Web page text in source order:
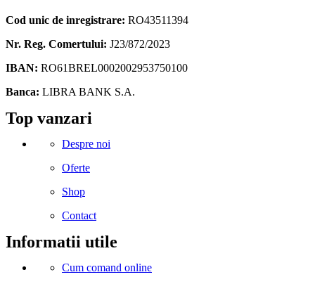
Cod unic de inregistrare: RO43511394
Nr. Reg. Comertului: J23/872/2023
IBAN: RO61BREL0002002953750100
Banca: LIBRA BANK S.A.
Facebook
Instagram
Linkedin
Snapchat
Tik-
tok
Telegram
Top vanzari
Despre noi
Oferte
Shop
Contact
Informatii utile
Cum comand online